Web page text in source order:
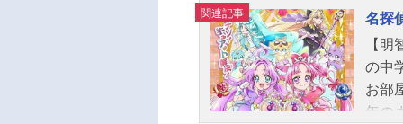
関連記事
名探
【
の中
お部
年の